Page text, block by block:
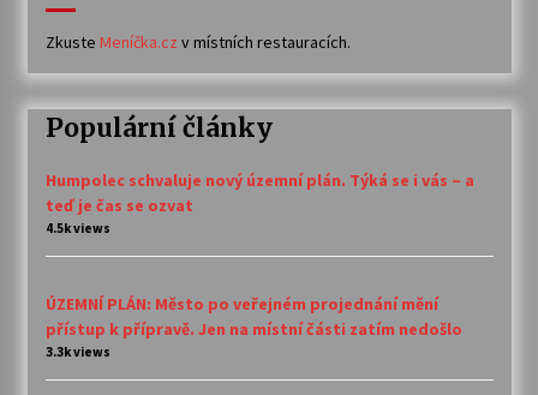
Zkuste Meníčka.cz v místních restauracích.
Populární články
Humpolec schvaluje nový územní plán. Týká se i vás – a
teď je čas se ozvat
4.5k views
ÚZEMNÍ PLÁN: Město po veřejném projednání mění
přístup k přípravě. Jen na místní části zatím nedošlo
3.3k views